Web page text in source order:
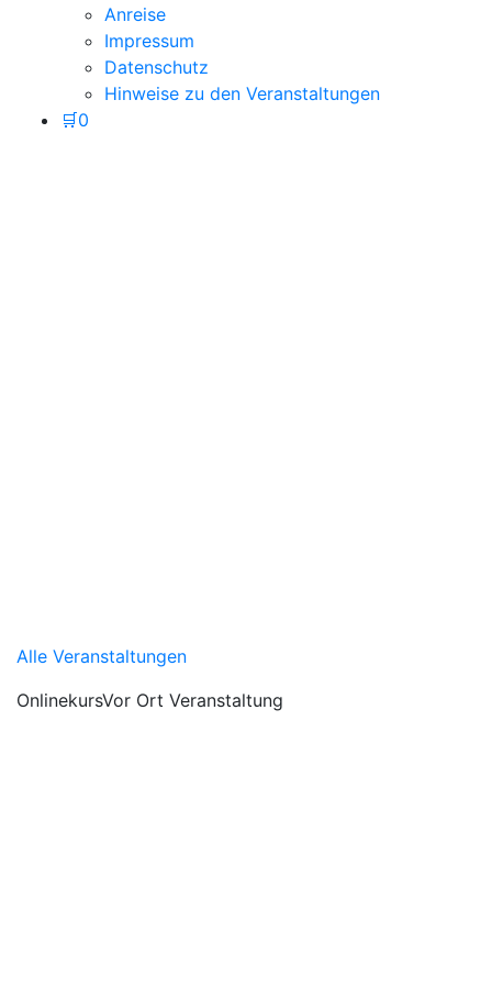
Anreise
Impressum
Datenschutz
Hinweise zu den Veranstaltungen
🛒0
Alle Veranstaltungen
OnlinekursVor Ort Veranstaltung